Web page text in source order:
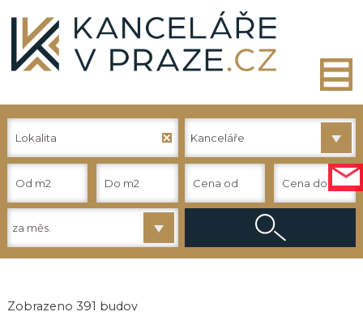
Lokalita Kanceláře
za měs.
Zobrazeno 391 budov